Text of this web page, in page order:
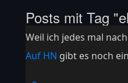
Posts mit Tag
Weil ich jedes mal
Auf HN gibt es noch